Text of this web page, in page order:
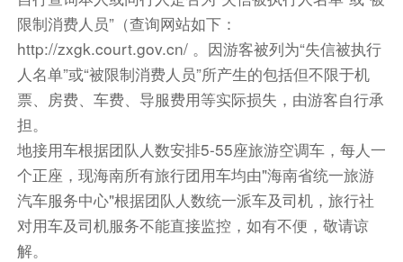
90分钟）。 游览【天涯海角】(游览时间约120分
钟）这里碧水蓝天一色，帆影点点椰林婆娑，奇石
林立，那刻有“天涯”，“海角”，“南天一柱”“海判南
天”等巨石雄峙海滨，使整个景区如诗如画，美不
胜收。
打卡号称“中国的圣托里尼”的【天涯小镇】(游览
时间约40分钟）来三亚了怎么可能错过中国的“圣
托里尼”呢，蓝白配色的小镇、涂鸦街景、海边咖
啡……蔚蓝大海尽在眼前，街头巷尾总有惊喜，让
人流连忘返。小镇主打蓝白配色，街景宛如“海南
限制消费人员”（查询网站如下：
http://zxgk.court.gov.cn/ 。因游客被列为“失信被执行
人名单”或“被限制消费人员”所产生的包括但不限于机
票、房费、车费、导服费用等实际损失，由游客自行承
担。
地接用车根据团队人数安排5-55座旅游空调车，每人一
个正座，现海南所有旅行团用车均由"海南省统一旅游
汽车服务中心"根据团队人数统一派车及司机，旅行社
对用车及司机服务不能直接监控，如有不便，敬请谅
解。